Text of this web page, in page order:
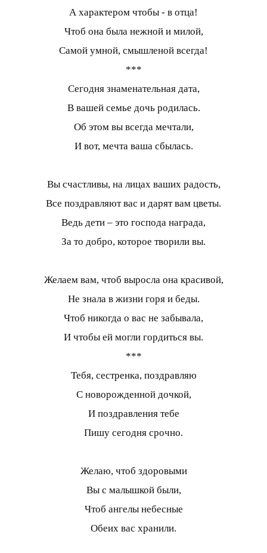
А характером чтобы - в отца!
Чтоб она была нежной и милой,
Самой умной, смышленой всегда!
***
Сегодня знаменательная дата,
В вашей семье дочь родилась.
Об этом вы всегда мечтали,
И вот, мечта ваша сбылась.
Вы счастливы, на лицах ваших радость,
Все поздравляют вас и дарят вам цветы.
Ведь дети – это господа награда,
За то добро, которое творили вы.
Желаем вам, чтоб выросла она красивой,
Не знала в жизни горя и беды.
Чтоб никогда о вас не забывала,
И чтобы ей могли гордиться вы.
***
Тебя, сестренка, поздравляю
С новорожденной дочкой,
И поздравления тебе
Пишу сегодня срочно.
Желаю, чтоб здоровыми
Вы с малышкой были,
Чтоб ангелы небесные
Обеих вас хранили.